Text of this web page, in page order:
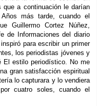
que a continuación le darían
más tarde, cuando el
Guillermo Cortez Núñez,
de Informaciones del diario
para escribir un primer
los periodistas jóvenes y
El estilo periodístico. No me
gran satisfacción espiritual
lo capturara y lo vendiera
cuatro soles, cuando el